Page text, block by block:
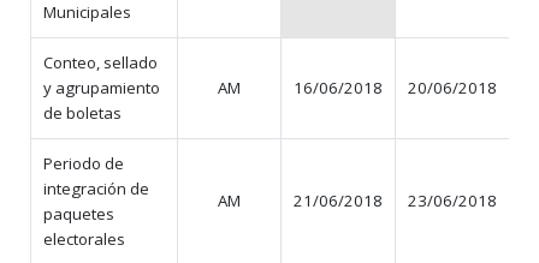
Municipales
Conteo, sellado
y agrupamiento
de boletas
AM 16/06/2018 20/06/2018
Periodo de
integración de
paquetes
electorales
AM 21/06/2018 23/06/2018